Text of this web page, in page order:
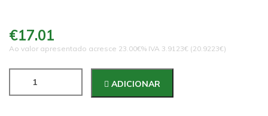
€17.01
Ao valor apresentado acresce 23.00€% IVA 3.9123€ (20.9223€)
ADICIONAR